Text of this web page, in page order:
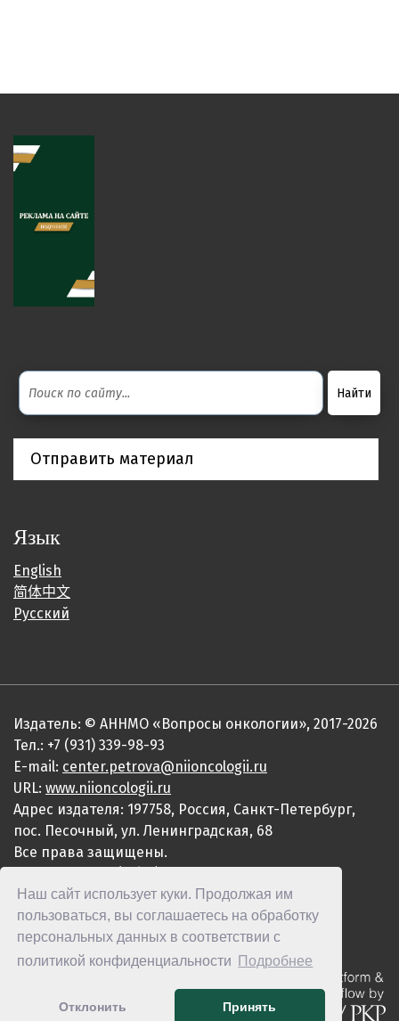
Наш сайт использует куки. Продолжая им
пользоваться, вы соглашаетесь на обработку
персональных данных в соответствии с
политикой конфиденциальности
Подробнее
Отклонить Принять
Отправить материал
Язык
English
简体中文
Русский
Издатель: © АННМО «Вопросы онкологии», 2017-2026
Тел.: +7 (931) 339-98-93
E-mail: center.petrova@niioncologii.ru
URL: www.niioncologii.ru
Адрес издателя: 197758, Россия, Санкт-Петербург,
пос. Песочный, ул. Ленинградская, 68
Все права защищены.
ISSN 2949-4915 (Online)